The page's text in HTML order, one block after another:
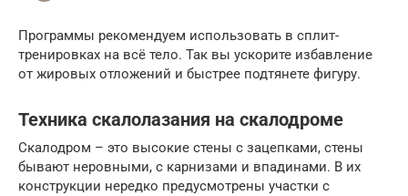
Программы рекомендуем использовать в сплит-
тренировках на всё тело. Так вы ускорите избавление
от жировых отложений и быстрее подтянете фигуру.
Техника скалолазания на скалодроме
Скалодром – это высокие стены с зацепками, стены
бывают неровными, с карнизами и впадинами. В их
конструкции нередко предусмотрены участки с